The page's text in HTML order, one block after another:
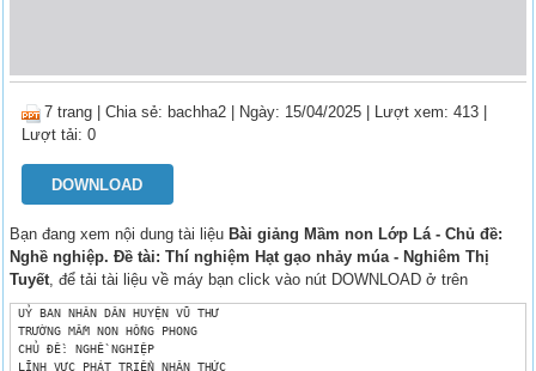
7 trang |Chia sẻ: bachha2 | Ngày: 15/04/2025 | Lượt xem: 413
Lượt tải: 0
DOWNLOAD
Bạn đang xem nội dung tài liệu Bài giảng Mầm non Lớp Lá - Chủ đề:
Nghề nghiệp. Đề tài: Thí nghiệm Hạt gạo nhảy múa - Nghiêm Thị
Tuyết, để tải tài liệu về máy bạn click vào nút DOWNLOAD ở trên
UỶ BAN NHÂN DÂN HUYỆN VŨ THƯ
TRƯỜNG MẦM NON HỒNG PHONG
CHỦ ĐỀ: NGHỀ NGHIỆP
LĨNH VỰC PHÁT TRIỂN NHẬN THỨC